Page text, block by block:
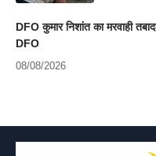
DFO कुमार निशांत का मरवाही
DFO
08/08/2026